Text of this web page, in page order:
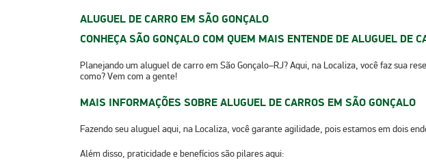
ALUGUEL DE CARRO EM SÃO GONÇALO
CONHEÇA SÃO GONÇALO COM QUEM MAIS ENTENDE DE ALUGUEL DE
Planejando um aluguel de carro em São Gonçalo–RJ? Aqui, na Localiza, você faz sua
como? Vem com a gente!
MAIS INFORMAÇÕES SOBRE ALUGUEL DE CARROS EM SÃO GONÇALO
Fazendo seu aluguel aqui, na Localiza, você garante agilidade, pois estamos em dois
Além disso, praticidade e benefícios são pilares aqui: